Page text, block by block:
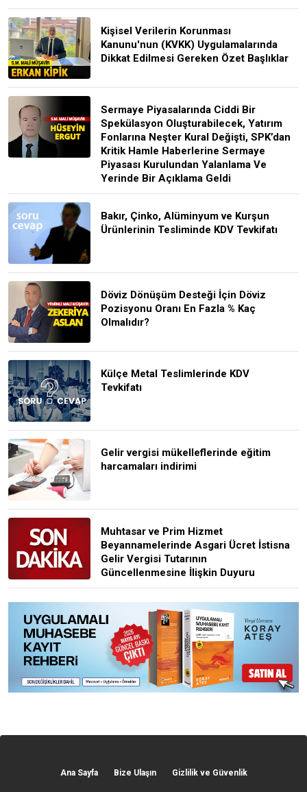
Kişisel Verilerin Korunması
Kanunu'nun (KVKK) Uygulamalarında
Dikkat Edilmesi Gereken Özet Başlıklar
Sermaye Piyasalarında Ciddi Bir
Spekülasyon Oluşturabilecek, Yatırım
Fonlarına Neşter Kural Değişti, SPK’dan
Kritik Hamle Haberlerine Sermaye
Piyasası Kurulundan Yalanlama Ve
Yerinde Bir Açıklama Geldi
Bakır, Çinko, Alüminyum ve Kurşun
Ürünlerinin Tesliminde KDV Tevkifatı
Döviz Dönüşüm Desteği İçin Döviz
Pozisyonu Oranı En Fazla % Kaç
Olmalıdır?
Külçe Metal Teslimlerinde KDV
Tevkifatı
Gelir vergisi mükelleflerinde eğitim
harcamaları indirimi
Muhtasar ve Prim Hizmet
Beyannamelerinde Asgari Ücret İstisna
Gelir Vergisi Tutarının
Güncellenmesine İlişkin Duyuru
Ana Sayfa Bize Ulaşın Gizlilik ve Güvenlik